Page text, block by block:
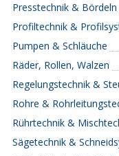
Presstechnik & Bördeln
Profiltechnik &
Pumpen & Schläuche
Räder, Rollen, Walzen
Regelungstechnik &
Rohre &
Rührtechnik &
Sägetechnik &